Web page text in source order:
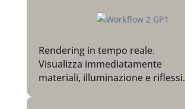
Rendering in tempo reale.
Visualizza immediatamente
materiali, illuminazione e riflessi.